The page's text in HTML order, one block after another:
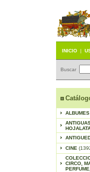
INICIO |
Buscar
CINE
CIRCO,